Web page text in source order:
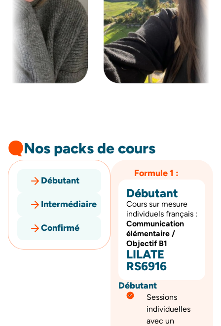
Nos packs de cours
Débutant
Intermédiaire
Confirmé
Formule 1 :
Débutant
Cours sur mesure
individuels français :
Communication
élémentaire /
Objectif B1
LILATE
RS6916
Débutant
Sessions
individuelles
avec un